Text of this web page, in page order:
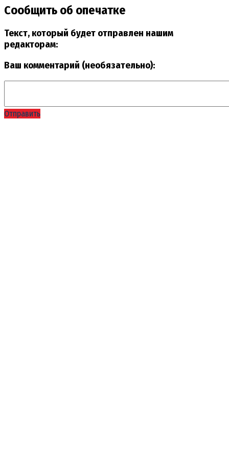
Сообщить об опечатке
Текст, который будет отправлен нашим
редакторам:
Ваш комментарий (необязательно):
Отправить